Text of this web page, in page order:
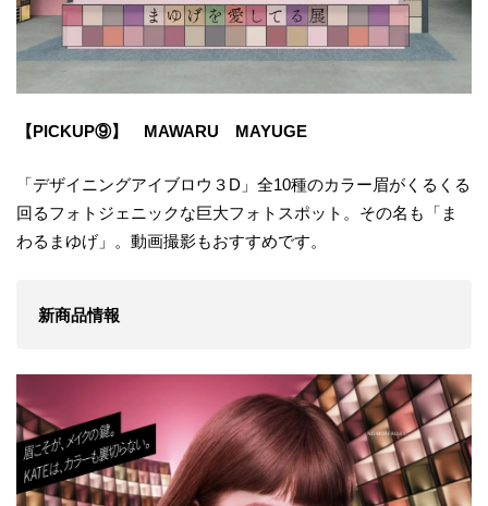
【PICKUP⑨】 MAWARU MAYUGE
「デザイニングアイブロウ３D」全10種のカラー眉がくるくる
回るフォトジェニックな巨大フォトスポット。その名も「ま
わるまゆげ」。動画撮影もおすすめです。
新商品情報